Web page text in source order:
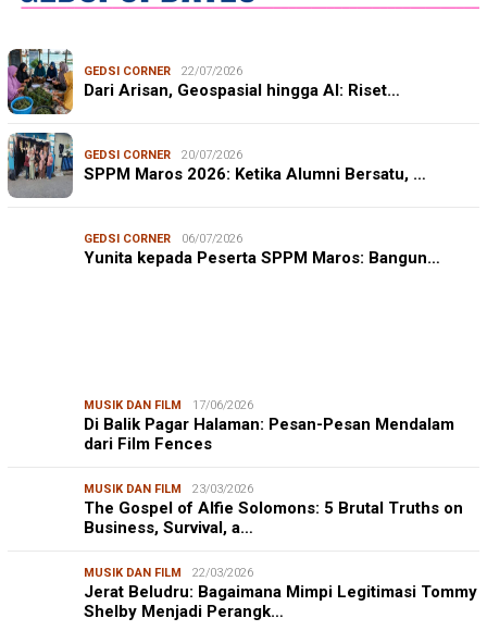
GEDSI CORNER 22/07/2026
Dari Arisan, Geospasial hingga AI: Riset…
GEDSI CORNER 20/07/2026
SPPM Maros 2026: Ketika Alumni Bersatu, …
GEDSI CORNER 06/07/2026
Yunita kepada Peserta SPPM Maros: Bangun…
MUSIK DAN FILM 17/06/2026
Di Balik Pagar Halaman: Pesan-Pesan Mendalam
dari Film Fences
MUSIK DAN FILM 23/03/2026
The Gospel of Alfie Solomons: 5 Brutal Truths on
Business, Survival, a…
MUSIK DAN FILM 22/03/2026
Jerat Beludru: Bagaimana Mimpi Legitimasi Tommy
Shelby Menjadi Perangk…